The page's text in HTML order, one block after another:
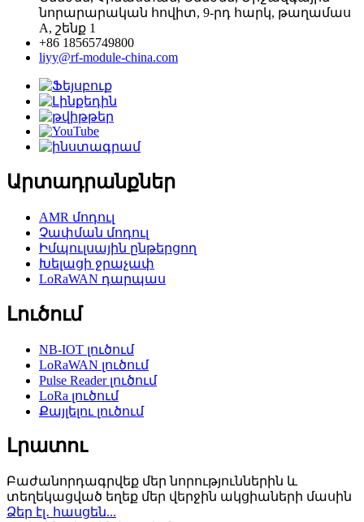
նորարարական հովիտ, 9-րդ հարկ, թաղամաս
A, շենք 1
+86 18565749800
liyy@rf-module-china.com
Արտադրանքներ
AMR մոդուլ
Չափման մոդուլ
Իմպուլսային ընթերցող
Խելացի ջրաչափ
LoRaWAN դարպաս
Լուծում
NB-IOT լուծում
LoRaWAN լուծում
Pulse Reader լուծում
LoRa լուծում
Քայլելու լուծում
Լրատու
Բաժանորդագրվեք մեր նորություններին և
տեղեկացված եղեք մեր վերջին ակցիաների մասին
Ձեր էլ․ հասցեն...